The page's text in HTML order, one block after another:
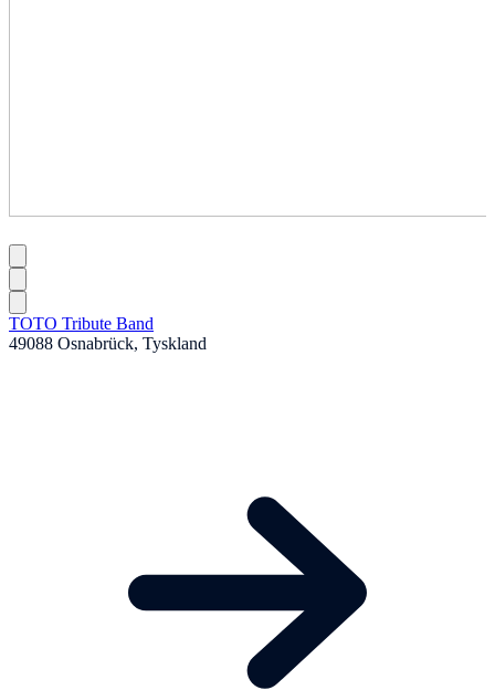
TOTO Tribute Band
49088 Osnabrück, Tyskland